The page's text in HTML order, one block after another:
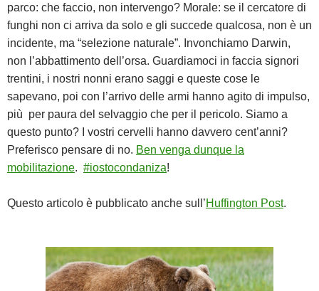
parco: che faccio, non intervengo? Morale: se il cercatore di
funghi non ci arriva da solo e gli succede qualcosa, non è un
incidente, ma “selezione naturale”. Invonchiamo Darwin,
non l’abbattimento dell’orsa. Guardiamoci in faccia signori
trentini, i nostri nonni erano saggi e queste cose le
sapevano, poi con l’arrivo delle armi hanno agito di impulso,
più per paura del selvaggio che per il pericolo. Siamo a
questo punto? I vostri cervelli hanno davvero cent’anni?
Preferisco pensare di no. Ben venga dunque la
mobilitazione. #iostocondaniza!
Questo articolo è pubblicato anche sull’Huffington Post.